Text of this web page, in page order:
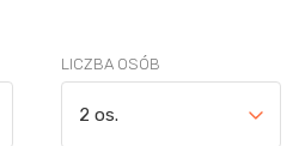
LICZBA OSÓB
2 os.